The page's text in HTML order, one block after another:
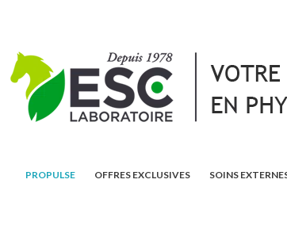
PROPULSE OFFRES EXCLUSIVES SOINS